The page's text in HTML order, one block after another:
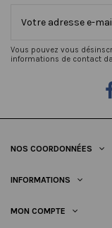
Vous pouvez vous
informations de contact
NOS COORDONNÉES
INFORMATIONS
MON COMPTE